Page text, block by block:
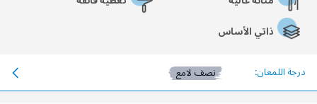
ذاتي الأساس
درجة اللمعان: نصف لامع